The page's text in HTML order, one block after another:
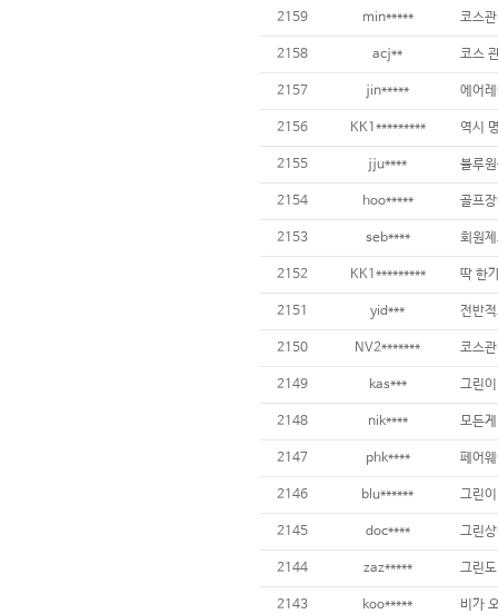
2159 min*****
2158 acj**
2157 jin*****
2156 KK1*********
2155 jju**** 블루
2154 hoo*****
2153 seb****
2152 KK1*********
2151 yid***
2150 NV2*******
2149 kas***
2148 nik****
2147 phk****
2146 blu****** 그린
2145 doc****
2144 zaz***** 그린
2143 koo*****